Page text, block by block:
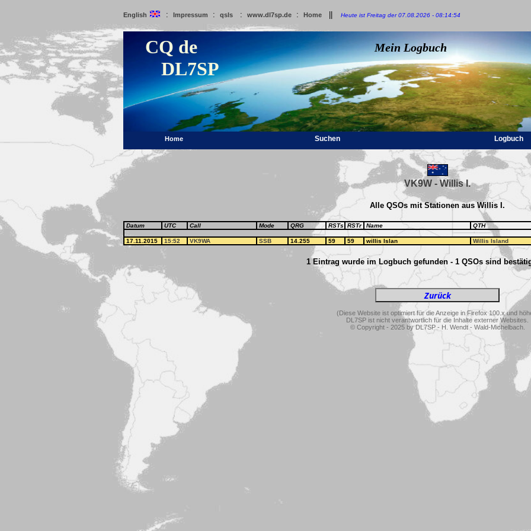
English : Impressum : qsls : www.dl7sp.de : Home Heute ist Freitag der 07.08.2026 - 08:14:54
CQ de
DL7SP
Mein Logbuch
Home Suchen Logbuch
VK9W - Willis I.
Alle QSOs mit Stationen aus Willis I.
Datum UTC Call Mode QRG RSTs RSTr Name QTH
17.11.2015 15:52 VK9WA SSB 14.255 59 59 willis Islan Willis Island
1 Eintrag wurde im Logbuch gefunden - 1 QSOs sind
(Diese Website ist optimiert für die Anzeige in Firefox 100.x und
DL7SP ist nicht verantwortlich für die Inhalte externer Websites.
© Copyright - 2025 by DL7SP - H. Wendt - Wald-Michelbach.